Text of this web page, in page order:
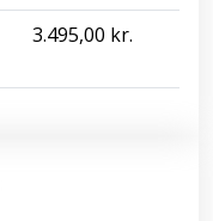
3.495,00 kr.